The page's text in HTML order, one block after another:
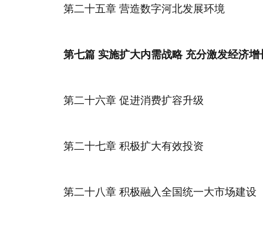
第二十五章 营造数字河北发展环境
第七篇 实施扩大内需战略 充分激发经济增
第二十六章 促进消费扩容升级
第二十七章 积极扩大有效投资
第二十八章 积极融入全国统一大市场建设